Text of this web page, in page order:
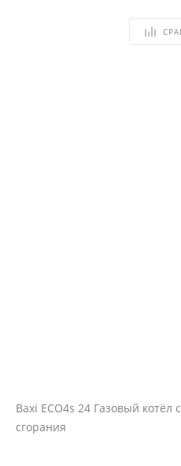
Baxi ECO4s 24 Газовый котёл
сгорания